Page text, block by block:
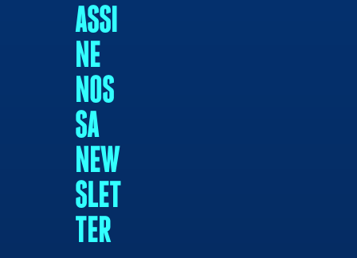
ASSI
NE
NOS
SA
NEW
SLET
TER